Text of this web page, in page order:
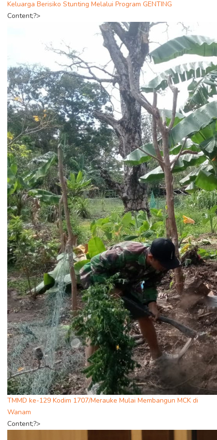
Keluarga Berisiko Stunting Melalui Program GENTING
Content;?>
TMMD ke-129 Kodim 1707/Merauke Mulai Membangun MCK di
Wanam
Content;?>